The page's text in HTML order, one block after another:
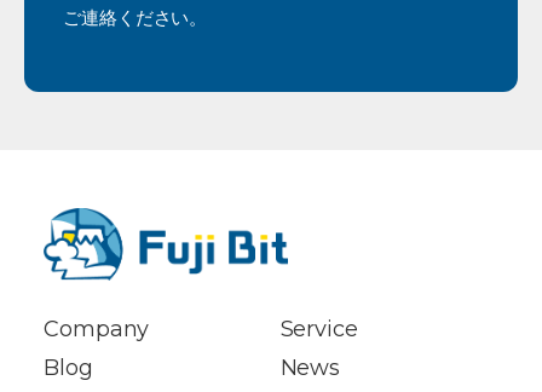
ご連絡ください。
Company
Service
Blog
News